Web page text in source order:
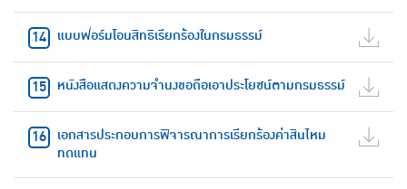
แบบฟอร์มโอนสิทธิเรียกร้องในกรมธรรม์
หนังสือแสดงความจำนงขอถือเอาประโยชน์ตามกรมธรรม์
เอกสารประกอบการพิจารณาการเรียกร้องค่าสินไหม
ทดแทน